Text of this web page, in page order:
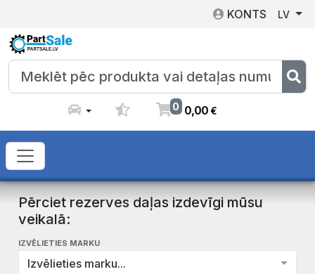
KONTS LV
0 0,00€
Pērciet rezerves daļas izdevīgi mūsu
veikalā:
IZVĒLIETIES MARKU
Izvēlieties marku...